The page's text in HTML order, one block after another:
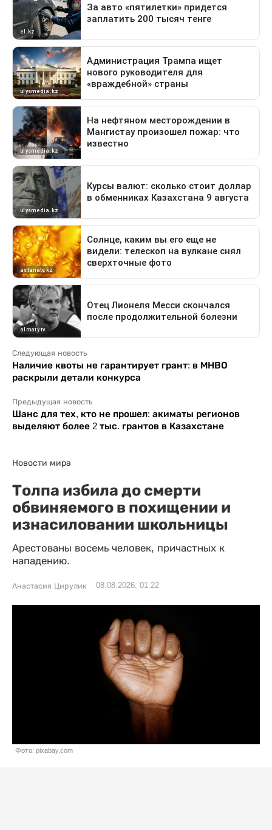
Следующая новость
Наличие квоты не гарантирует грант: в МНВО
раскрыли детали конкурса
Предыдущая новость
Шанс для тех, кто не прошел: акиматы регионов
выделяют более 2 тыс. грантов в Казахстане
Новости мира
Толпа избила до смерти
обвиняемого в похищении и
изнасиловании школьницы
Арестованы восемь человек, причастных к
нападению.
Анастасия Цирулик 08.08.2026, 01:22
Фото: pixabay.com